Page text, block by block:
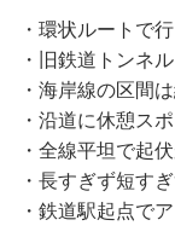
・環状ルートで
・旧鉄道トンネ
・海岸線の区間
・沿道に休憩ス
・全線平坦で起
・長すぎず短す
・鉄道駅起点で